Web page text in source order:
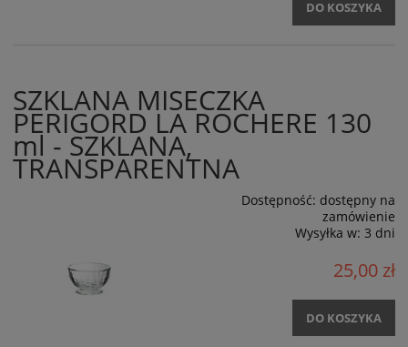
DO KOSZYKA
SZKLANA MISECZKA
PERIGORD LA ROCHERE 130
ml - SZKLANA,
TRANSPARENTNA
Dostępność: dostępny na
zamówienie
Wysyłka w: 3 dni
25,00 zł
DO KOSZYKA